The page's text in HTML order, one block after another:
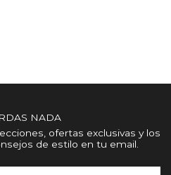
NADA
ofertas exclusivas y los
de estilo en tu email.